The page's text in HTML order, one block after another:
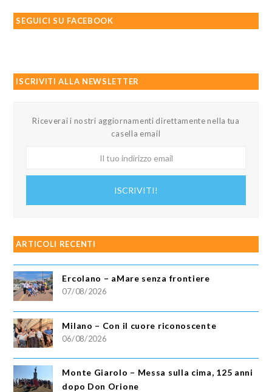
SEGUICI SU FACEBOOK
ISCRIVITI ALLA NEWSLETTER
Riceverai i nostri aggiornamenti direttamente nella tua
casella email
ISCRIVITI!
ARTICOLI RECENTI
Ercolano – aMare senza frontiere
07/08/2026
Milano – Con il cuore riconoscente
06/08/2026
Monte Giarolo – Messa sulla cima, 125 anni
dopo Don Orione